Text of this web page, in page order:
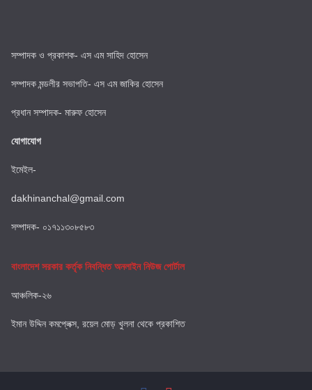
সম্পাদক ও প্রকাশক- এস এম সাহিদ হোসেন
সম্পাদক মন্ডলীর সভাপতি- এস এম জাকির হোসেন
প্রধান সম্পাদক- মারুফ হোসেন
যোগাযোগ
ইমেইল-
dakhinanchal@gmail.com
সম্পাদক- ০১৭১১৩০৮৫৮৩
বাংলাদেশ সরকার কর্তৃক নিবন্ধিত অনলাইন নিউজ পোর্টাল
আঞ্চলিক-২৬
ইমান উদ্দিন কমপ্লেক্স, রয়েল মোড় খুলনা থেকে প্রকাশিত